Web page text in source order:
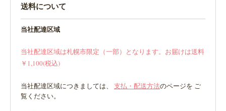
送料について
当社配達区域
当社配達区域は札幌市限定（一部）となります。お届けは送料
￥1,100(税込)
当社配達区域につきましては、 支払・配送方法のページを ご
覧ください。